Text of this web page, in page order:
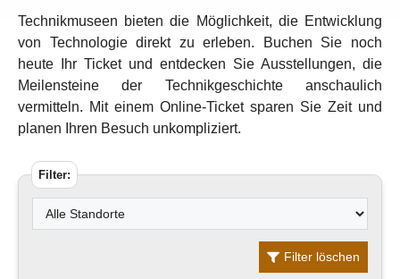
Technikmuseen bieten die Möglichkeit, die Entwicklung
von Technologie direkt zu erleben. Buchen Sie noch
heute Ihr Ticket und entdecken Sie Ausstellungen, die
Meilensteine der Technikgeschichte anschaulich
vermitteln. Mit einem Online-Ticket sparen Sie Zeit und
planen Ihren Besuch unkompliziert.
Filter:
Filter löschen